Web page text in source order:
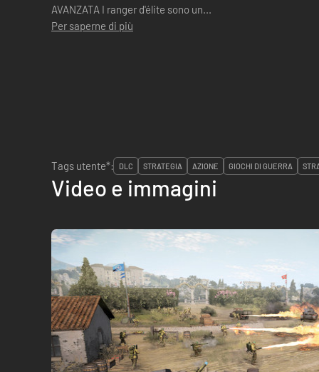
AVANZATA I ranger d'élite sono un...
Per saperne di più
Tags utente*:
DLC STRATEGIA AZIONE GIOCHI DI GUERRA
Video e immagini